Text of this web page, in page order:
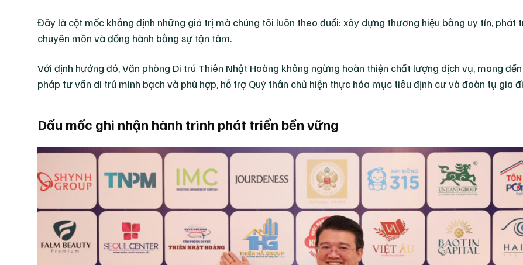
Đây là cột mốc khẳng định những giá trị mà chúng tôi luôn theo đuổi: xây dựng thương hiệu bằng uy tín, phát
chuyên môn và đồng hành bằng sự tận tâm.
Với định hướng đó, Văn phòng Di trú Thiên Nhật Hoàng không ngừng hoàn thiện chất lượng dịch vụ, mang
pháp tư vấn di trú minh bạch và phù hợp, hỗ trợ Quý thân chủ hiện thực hóa mục tiêu định cư và đoàn tụ gia
Dấu mốc ghi nhận hành trình phát triển bền vững